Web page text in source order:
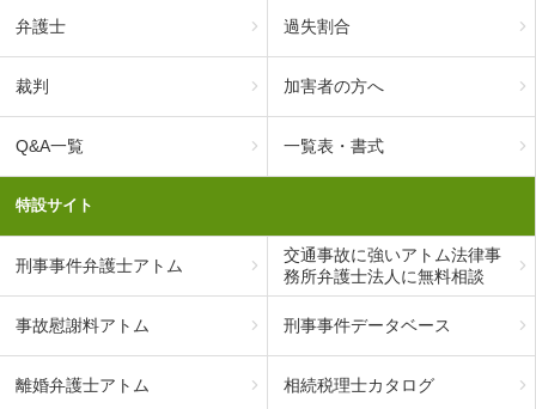
弁護士 過失割合
裁判 加害者の方へ
Q&A一覧 一覧表・書式
特設サイト
刑事事件弁護士アトム
交通事故に強いアトム法律事
務所弁護士法人に無料相談
事故慰謝料アトム 刑事事件データベース
離婚弁護士アトム 相続税理士カタログ